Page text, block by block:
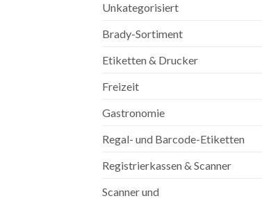
Unkategorisiert
Brady-Sortiment
Etiketten & Drucker
Freizeit
Gastronomie
Regal- und Barcode-Etiketten
Registrierkassen & Scanner
Scanner und